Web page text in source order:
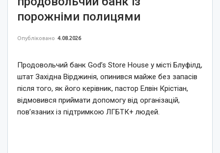
порожніми полицями
Опубліковано 4.08.2026
Продовольчий банк God’s Store House у місті Блуфілд,
штат Західна Вірджинія, опинився майже без запасів
після того, як його керівник, пастор Елвін Крістіан,
відмовився приймати допомогу від організацій,
пов’язаних із підтримкою ЛГБТК+ людей.